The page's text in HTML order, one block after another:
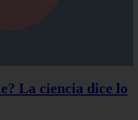
La ciencia dice lo